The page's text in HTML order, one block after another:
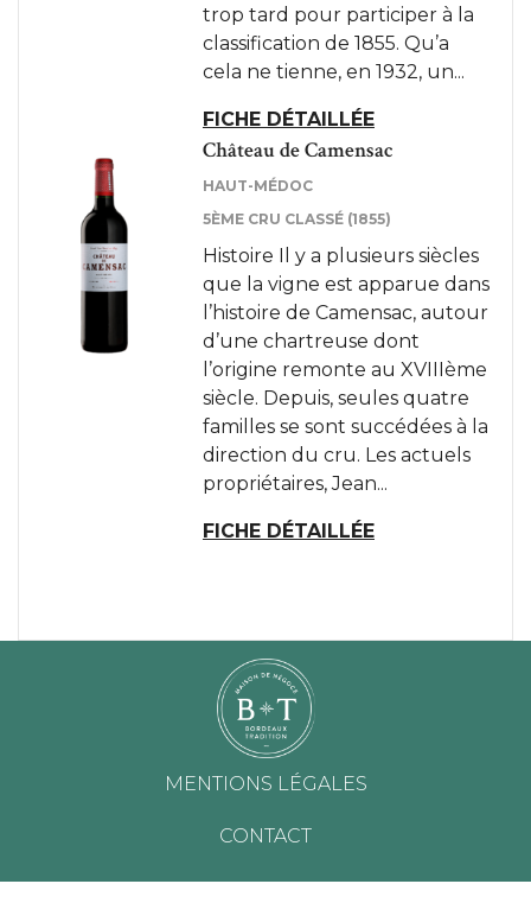
trop tard pour participer à la
classification de 1855. Qu’a
cela ne tienne, en 1932, un...
FICHE DÉTAILLÉE
Château de Camensac
HAUT-MÉDOC
5ÈME CRU CLASSÉ (1855)
Histoire Il y a plusieurs siècles
que la vigne est apparue dans
l’histoire de Camensac, autour
d’une chartreuse dont
l’origine remonte au XVIIIème
siècle. Depuis, seules quatre
familles se sont succédées à la
direction du cru. Les actuels
propriétaires, Jean...
FICHE DÉTAILLÉE
MENTIONS LÉGALES
CONTACT